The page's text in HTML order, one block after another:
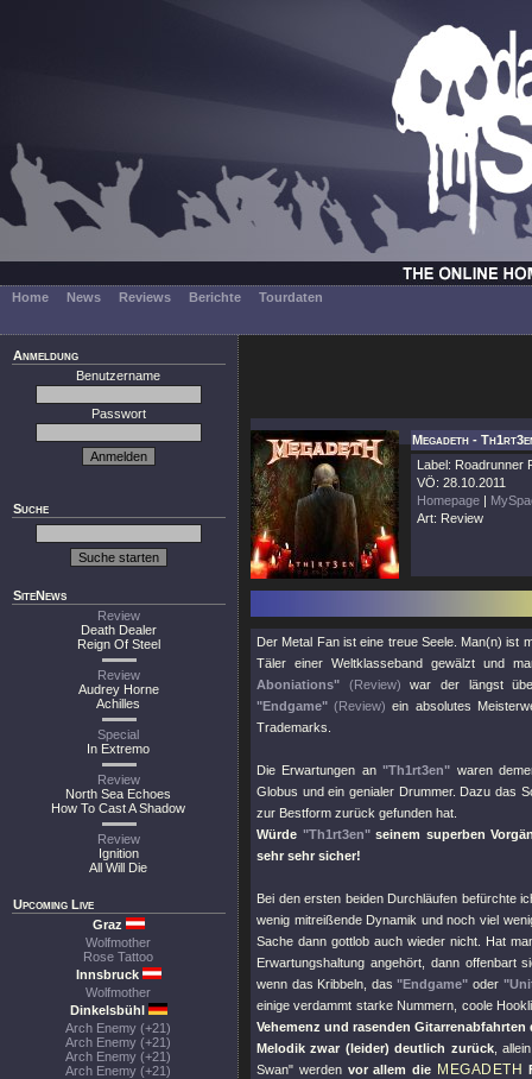
Home News Reviews Berichte Tourdaten
Anmeldung
Benutzername
Passwort
Suche
SiteNews
Review
Death Dealer
Reign Of Steel
Review
Audrey Horne
Achilles
Special
In Extremo
Review
North Sea Echoes
How To Cast A Shadow
Review
Ignition
All Will Die
Upcoming Live
Graz
Wolfmother
Rose Tattoo
Innsbruck
Wolfmother
Dinkelsbühl
Arch Enemy (+21)
Arch Enemy (+21)
Arch Enemy (+21)
Arch Enemy (+21)
Megadeth -
Label: Roadrunner
VÖ: 28.10.2011
Homepage |
Art: Review
Der Metal Fan ist eine treue Seele. Man(n) ist
Täler einer Weltklasseband gewälzt und
Aboniations"
(Review) war der längst
"Endgame" (Review) ein absolutes
Trademarks.
Die Erwartungen an"Th1rt3en" waren
Globus und ein genialer Drummer. Dazu das
zur Bestform zurück gefunden hat.
Würde "Th1rt3en"seinem superben
sehr sehr sicher!
Bei den ersten beiden Durchläufen befürchte
wenig mitreißende Dynamik und noch viel
Sache dann gottlob auch wieder nicht. Hat
Erwartungshaltung angehört, dann offenbart
wenn das Kribbeln, das"Endgame" oder
einige verdammt starke Nummern, coole
Vehemenz und rasenden
Melodik zwar (leider) deutlich zurück,
Swan" werden vor allem die MEGADETH